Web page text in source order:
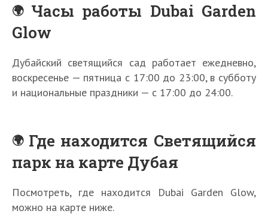
Часы работы Dubai Garden
Glow
Дубайский светящийся сад работает ежедневно,
воскресенье — пятница с 17:00 до 23:00, в субботу
и национальные праздники — с 17:00 до 24:00.
Где находится Светящийся
парк на карте Дубая
Посмотреть, где находится Dubai Garden Glow,
можно на карте ниже.